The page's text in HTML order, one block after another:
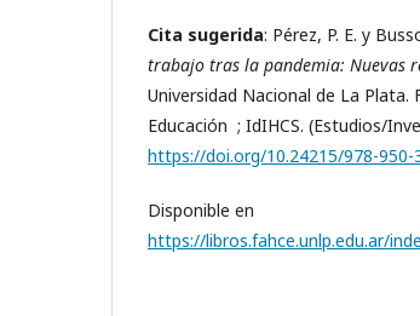
Cita sugerida: Pérez, P. E. y
trabajo tras la pandemia: Nuevas
Universidad Nacional de La Plata.
Educación ; IdIHCS. (Estudios/
https://doi.org/10.24215/978-950-
Disponible en
https://libros.fahce.unlp.edu.ar/